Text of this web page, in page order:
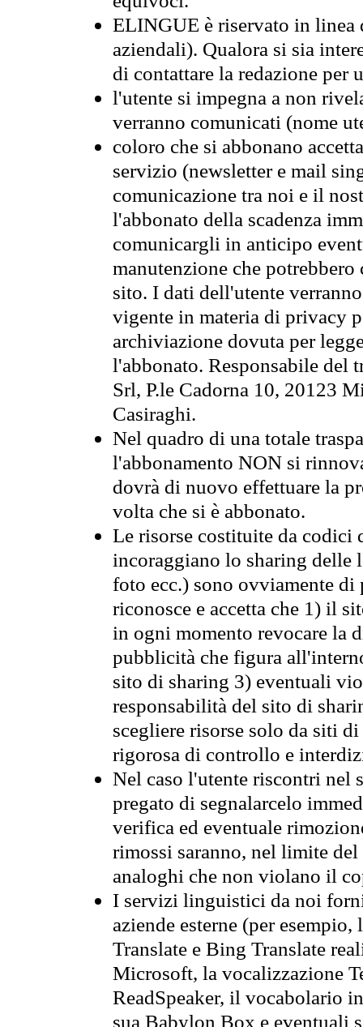
ELINGUE è riservato in
aziendali). Qualora si sia
di contattare la redazione per
l'utente si impegna a non
verranno comunicati (nome
coloro che si abbonano
servizio (newsletter e mail
comunicazione tra noi e il
l'abbonato della scadenza
comunicargli in anticipo
manutenzione che
sito. I dati dell'utente
vigente in materia di privacy
archiviazione dovuta per
l'abbonato. Responsabile del
Srl, P.le Cadorna 10, 20123
Casiraghi.
Nel quadro di una totale
l'abbonamento NON si
dovrà di nuovo effettuare la
volta che si è abbonato.
Le risorse costituite da codici
incoraggiano lo sharing
foto ecc.) sono ovviamente
riconosce e accetta che 1) il
in ogni momento revocare la
pubblicità che figura
sito di sharing 3) eventuali
responsabilità del sito di
scegliere risorse solo da siti
rigorosa di controllo e
Nel caso l'utente riscontri nel
pregato di segnalarcelo
verifica ed eventuale
rimossi saranno, nel limite
analoghi che non violano il
I servizi linguistici da noi
aziende esterne (per
Translate e Bing Translate
Microsoft, la vocalizzazione
ReadSpeaker, il vocabolario
sua Babylon Box e eventuali